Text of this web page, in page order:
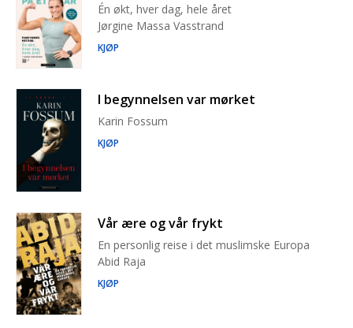
Én økt, hver dag, hele året
Jørgine Massa Vasstrand
KJØP
I begynnelsen var mørket
Karin Fossum
KJØP
Vår ære og vår frykt
En personlig reise i det muslimske Europa
Abid Raja
KJØP